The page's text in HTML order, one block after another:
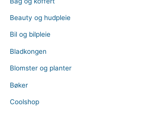
Beauty og hudpleie
Bil og bilpleie
Bladkongen
Blomster og planter
Bøker
Coolshop